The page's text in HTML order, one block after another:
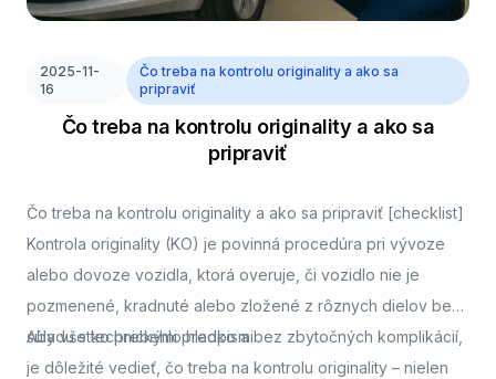
2025-11-
16
Čo treba na kontrolu originality a ako sa
pripraviť
Čo treba na kontrolu originality a ako sa
pripraviť
Čo treba na kontrolu originality a ako sa pripraviť [checklist]
Kontrola originality (KO) je povinná procedúra pri vývoze
alebo dovoze vozidla, ktorá overuje, či vozidlo nie je
pozmenené, kradnuté alebo zložené z rôznych dielov bez
súladu s technickými predpismi.
Aby všetko prebehlo hladko a bez zbytočných komplikácií,
je dôležité vedieť, čo treba na kontrolu originality – nielen